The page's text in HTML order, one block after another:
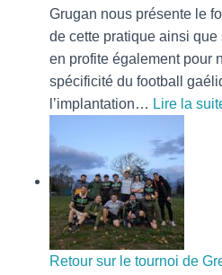
Grugan nous présente le
de cette pratique ainsi que
en profite également pour
spécificité du football
l’implantation… Lire la
Retour sur le tournoi de